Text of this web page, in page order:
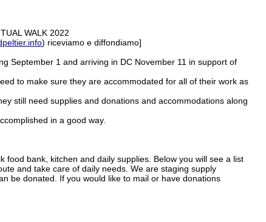
WALK 2022
) riceviamo e diffondiamo]
September 1 and arriving in DC November 11 in support of
to make sure they are accommodated for all of their work as
still need supplies and donations and accommodations along
in a good way.
bank, kitchen and daily supplies. Below you will see a list
and take care of daily needs. We are staging supply
be donated. If you would like to mail or have donations